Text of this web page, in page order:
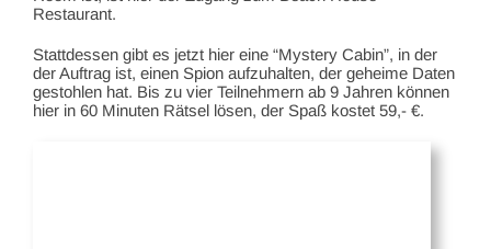
Restaurant.
Stattdessen gibt es jetzt hier eine “Mystery Cabin”, in der
der Auftrag ist, einen Spion aufzuhalten, der geheime Daten
gestohlen hat. Bis zu vier Teilnehmern ab 9 Jahren können
hier in 60 Minuten Rätsel lösen, der Spaß kostet 59,- €.